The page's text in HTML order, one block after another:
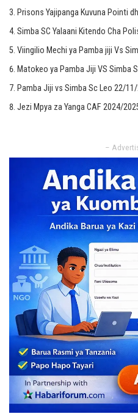
Prisons Yajipanga Kuvuna Pointi
Simba SC Yalaani Kitendo Cha
Viingilio Mechi ya Pamba jiji Vs
Matokeo ya Pamba Jiji VS Simba
Pamba Jiji vs Simba Sc Leo 22/
Jezi Mpya za Yanga CAF 2024/
–